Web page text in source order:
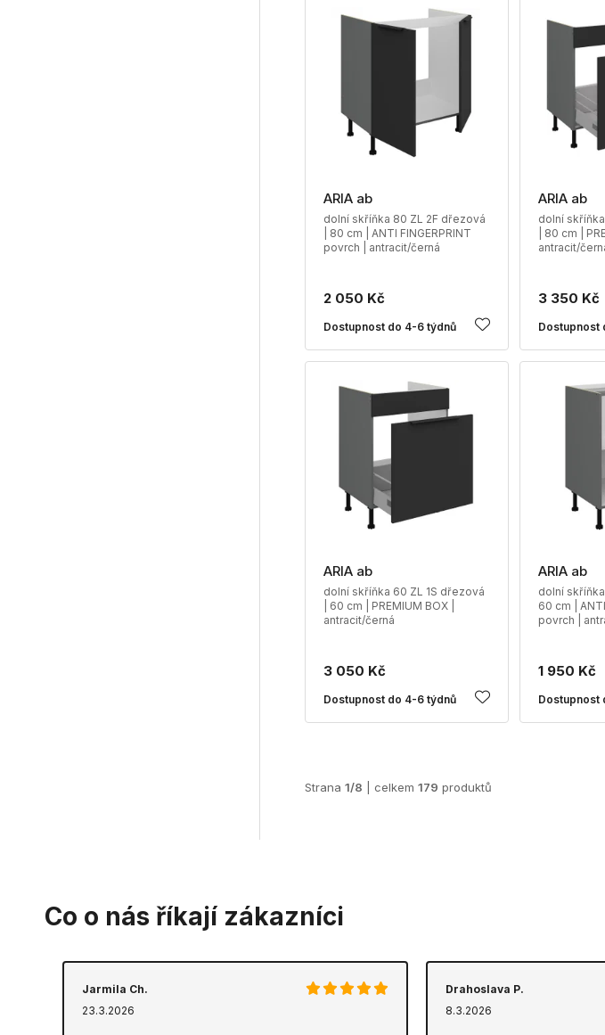
ARIA ab
dolní skříňka 80 ZL 2F dřezová
| 80 cm | ANTI FINGERPRINT
povrch | antracit/černá
2 050 Kč
Dostupnost do 4-6 týdnů
ARIA ab
dolní
| 80 cm |
antracit/
3 350 Kč
Dostupnost
ARIA ab
dolní skříňka 60 ZL 1S dřezová
| 60 cm | PREMIUM BOX |
antracit/černá
3 050 Kč
Dostupnost do 4-6 týdnů
ARIA ab
dolní skříňka
60 cm |
povrch |
1 950 Kč
Dostupnost
Strana 1/8 | celkem 179 produktů
Co o nás říkají zákazníci
Jarmila Ch.
23.3.2026
Drahoslava P.
8.3.2026